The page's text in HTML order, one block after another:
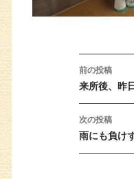
投稿
前の投稿
来所後、昨
次の投稿
雨にも負け